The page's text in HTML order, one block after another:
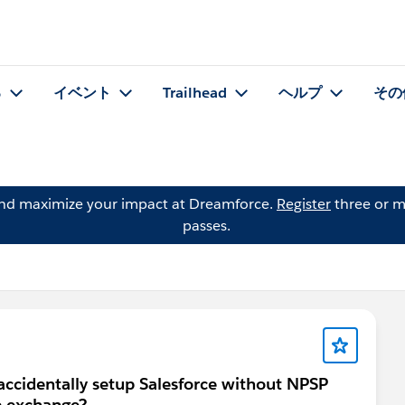
イベント Trailhead ヘルプ そ
maximize your impact at Dreamforce. Registerthree or
passes.
setup Salesforce without NPSP